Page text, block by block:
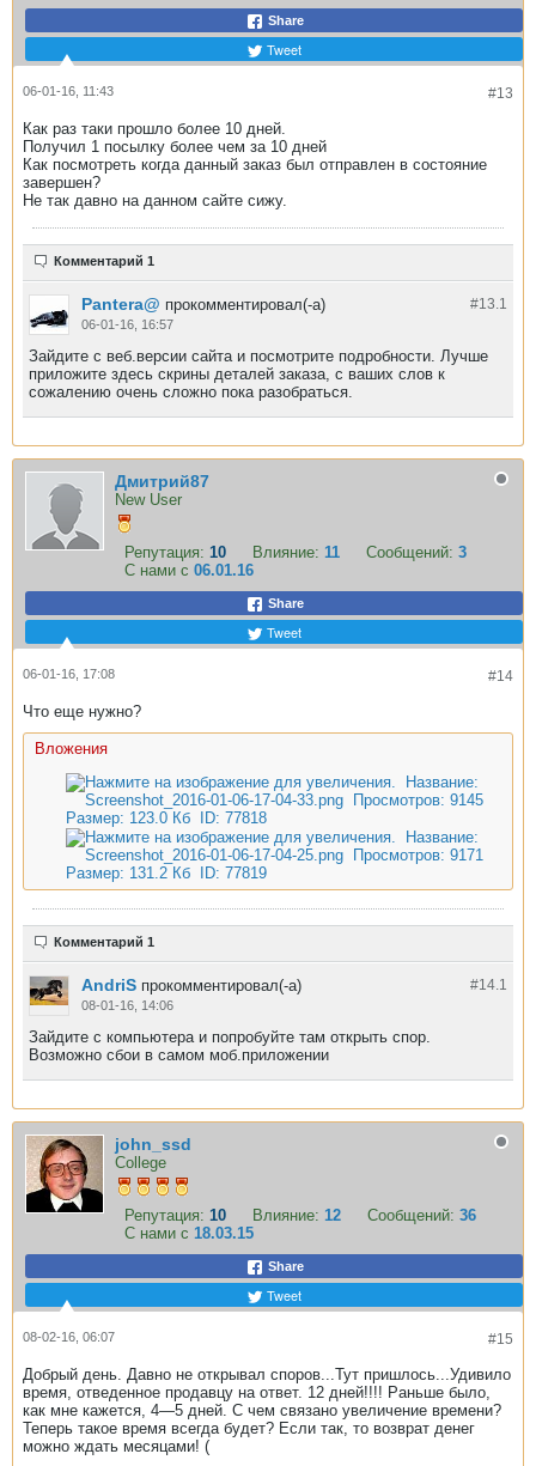
Share
Tweet
#13
06-01-16, 11:43
Как раз таки прошло более 10 дней.
Получил 1 посылку более чем за 10 дней
Как посмотреть когда данный заказ был отправлен в состояние
завершен?
Не так давно на данном сайте сижу.
Комментарий 1
#13.1
Pantera@ прокомментировал(-а)
06-01-16, 16:57
Зайдите с веб.версии сайта и посмотрите подробности. Лучше
приложите здесь скрины деталей заказа, с ваших слов к
сожалению очень сложно пока разобраться.
Дмитрий87
New User
Репутация: 10 Влияние: 11 Сообщений: 3
С нами с 06.01.16
Share
Tweet
#14
06-01-16, 17:08
Что еще нужно?
Вложения
Комментарий 1
#14.1
AndriS прокомментировал(-а)
08-01-16, 14:06
Зайдите с компьютера и попробуйте там открыть спор.
Возможно сбои в самом моб.приложении
john_ssd
College
Репутация: 10 Влияние: 12 Сообщений: 36
С нами с 18.03.15
Share
Tweet
#15
08-02-16, 06:07
Добрый день. Давно не открывал споров...Тут пришлось...Удивило
время, отведенное продавцу на ответ. 12 дней!!!! Раньше было,
как мне кажется, 4—5 дней. С чем связано увеличение времени?
Теперь такое время всегда будет? Если так, то возврат денег
можно ждать месяцами! (